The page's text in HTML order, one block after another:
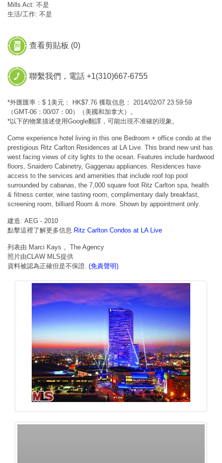
Mills Act: 不是
生活/工作: 不是
查看剪貼板 (0)
聯繫我們，電話 +1(310)667-6755
*外匯匯率：$ 1美元： HK$7.76 獲取信息： 2014/02/07 23:59:59
（GMT-06：00/07：00）（美國和加拿大）。
*以下的物業描述使用Google翻譯，可能出現不准確的現象。
Come experience hotel living in this one Bedroom + office condo at the
prestigious Ritz Carlton Residences at LA Live. This brand new unit has
west facing views of city lights to the ocean. Features include hardwood
floors, Snaidero Cabinetry, Gaggenau appliances. Residences have
access to the services and amenities that include roof top pool
surrounded by cabanas, the 7,000 square foot Ritz Carlton spa, health
& fitness center, wine tasting room, complimentary daily breakfast,
screening room, billiard Room & more. Shown by appointment only.
建造: AEG - 2010
點擊這裡了解更多信息 Ritz Carlton Condos at LA Live
列表由 Marci Kays 。The Agency
照片由CLAW MLS提供
資料被認為正確但是不保證. (免責聲明)